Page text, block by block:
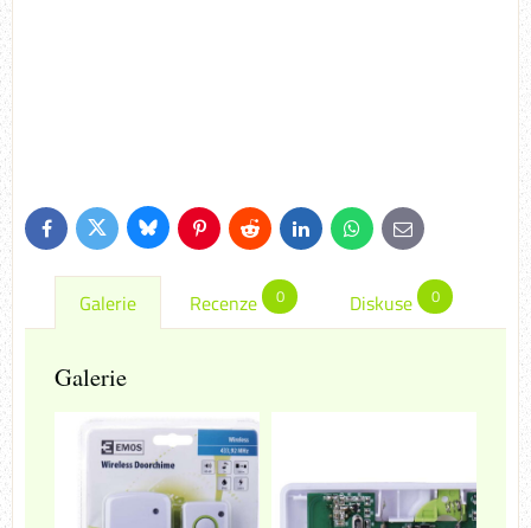
FacebookTwitterBlueskyPinterestReddit LinkedInWhatsApp
E-
mail
Galerie Recenze 0 Diskuse 0
Galerie